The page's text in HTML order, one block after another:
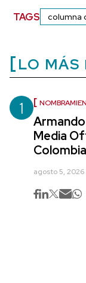
TAGS columna
LO MÁS
1
Media
Colombia
agosto 5, 2026